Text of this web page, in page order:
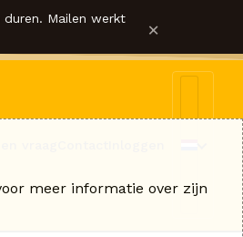
Mailen werkt ×
meer informatie over zijn